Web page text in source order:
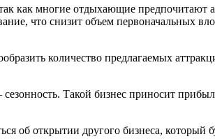
как многие отдыхающие
что снизит объем первоначальных
количество предлагаемых
Такой бизнес приносит
об открытии другого бизнеса, который